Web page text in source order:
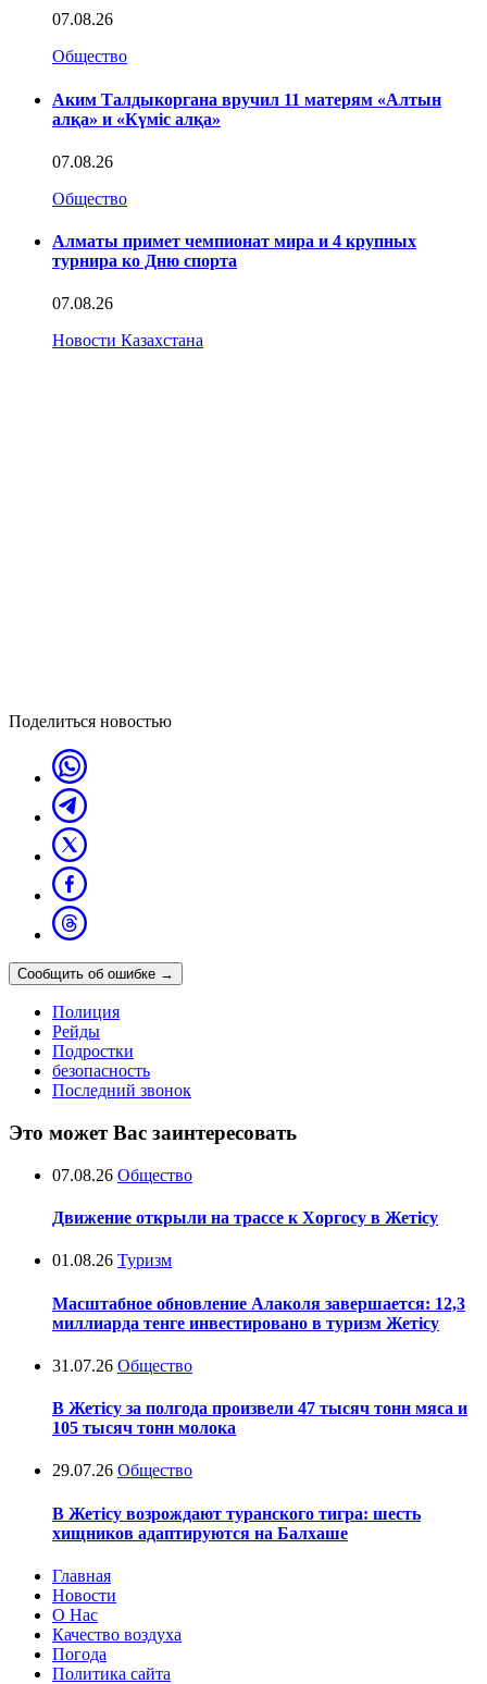
07.08.26
Общество
Аким Талдыкоргана вручил 11 матерям «Алтын
алқа» и «Күміс алқа»
07.08.26
Общество
Алматы примет чемпионат мира и 4 крупных
турнира ко Дню спорта
07.08.26
Новости Казахстана
Поделиться новостью
Сообщить об ошибке →
Полиция
Рейды
Подростки
безопасность
Последний звонок
Это может Вас заинтересовать
07.08.26 Общество
Движение открыли на трассе к Хоргосу в Жетісу
01.08.26 Туризм
Масштабное обновление Алаколя завершается: 12,3
миллиарда тенге инвестировано в туризм Жетісу
31.07.26 Общество
В Жетісу за полгода произвели 47 тысяч тонн мяса и
105 тысяч тонн молока
29.07.26 Общество
В Жетісу возрождают туранского тигра: шесть
хищников адаптируются на Балхаше
Главная
Новости
О Нас
Качество воздуха
Погода
Политика сайта